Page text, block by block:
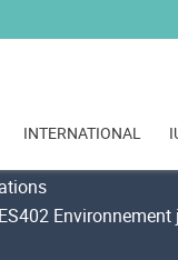
INTERNATIONAL